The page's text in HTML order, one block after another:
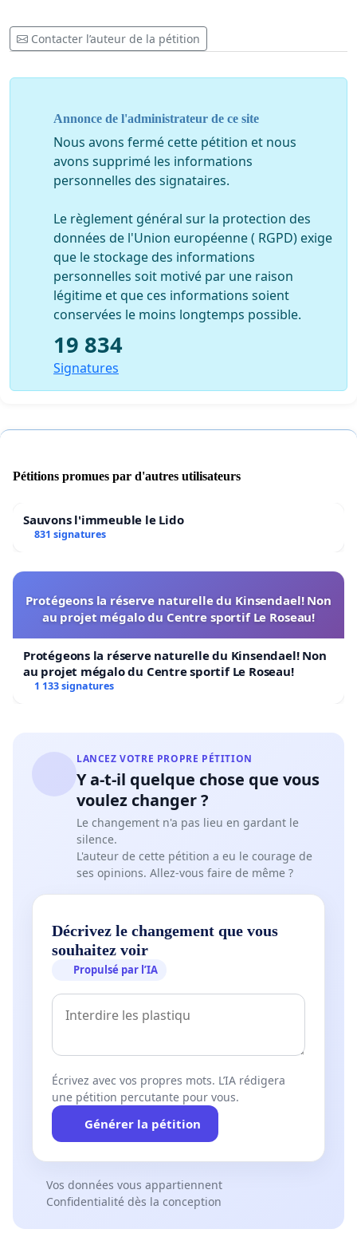
Contacter l’auteur de la pétition
Annonce de l'administrateur de ce site
Nous avons fermé cette pétition et nous
avons supprimé les informations
personnelles des signataires.
Le règlement général sur la protection des
données de l'Union européenne ( RGPD) exige
que le stockage des informations
personnelles soit motivé par une raison
légitime et que ces informations soient
conservées le moins longtemps possible.
19 834
Signatures
Pétitions promues par d'autres utilisateurs
Sauvons l'immeuble le Lido
831 signatures
Protégeons la réserve naturelle du Kinsendael! Non
au projet mégalo du Centre sportif Le Roseau!
Protégeons la réserve naturelle du Kinsendael! Non
au projet mégalo du Centre sportif Le Roseau!
1 133 signatures
LANCEZ VOTRE PROPRE PÉTITION
Y a-t-il quelque chose que vous
voulez changer ?
Le changement n'a pas lieu en gardant le
silence.
L'auteur de cette pétition a eu le courage de
ses opinions. Allez-vous faire de même ?
Décrivez le changement que vous
souhaitez voir
Propulsé par l’IA
Écrivez avec vos propres mots. L’IA rédigera
une pétition percutante pour vous.
Générer la pétition
Vos données vous appartiennent
Confidentialité dès la conception